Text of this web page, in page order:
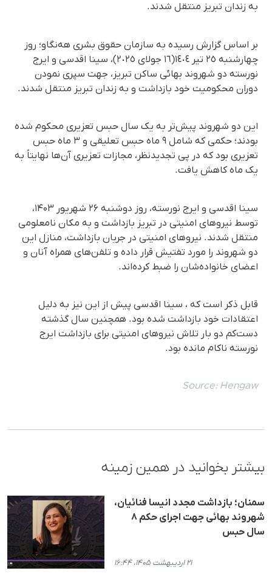
به زندان تبریز منتقل شدند.
بر اساس گزارش رسیده به سازمان حقوق بشری هه‌نگاو؛ روز
چهارشنبە ٢٥ تیر ١٤٠٤(١٦ جولای ٢٠٢٥)، سینا اقدسی و ایرج
نورسته دو شهروند بهائی ساکن تبریز، جهت سپری نمودن
دوران محکومیت خود بازداشت و به زندان تبریز منتقل شدند.
این دو شهروند پیش‌تر به یک سال حبس تعزیری محکوم شده
بودند؛ حکمی که شامل ۹ ماه حبس تعلیقی و ۳ ماه حبس
تعزیری بود کە در پی تجدیدنظر، مجازات تعزیری آن‌ها نهایتاً به
یک ماه کاهش یافت.
سینا اقدسی و ایرج نورسته، روز دوشنبە ۲۶ شهریور ۱۴۰۳،
توسط نیروهای امنیتی در تبریز بازداشت و به مکان نامعلومی
منتقل شدند. نیروهای امنیتی در جریان بازداشت، منازل این
دو شهروند را مورد تفتیش قرار داده و تلفن‌های همراه آنان و
اعضای خانواده‌شان را ضبط کرده‌اند.
قابل ذکر است کە ، سینا اقدسی پیش از این نیز به دلیل
اعتقادات خود بازداشت شدە بود. همچنین سال گذشته
دست‌کم دو بار تلاش نیروهای امنیتی برای بازداشت ایرج
نورسته ناکام مانده بود.
Source: Hengaw
بیشتر بخوانید در همین زمینه
سمنان؛ بازداشت مجدد انیسا فنائیان،
شهروند بهائی جهت اجرای حکم ۸
سال حبس
۲۱ اردیبهشت ۱۴۰۵، ۱۶:۴۴